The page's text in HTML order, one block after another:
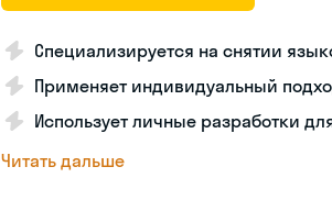
Специализируется на снятии
Применяет индивидуальный
Использует личные разработки
Читать дальше